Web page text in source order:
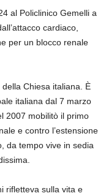
al Policlinico Gemelli a
cardiaco,
per un blocco renale
Chiesa italiana. È
italiana dal 7 marzo
2007 mobilitò il primo
e contro l’estensione
da tempo vive in sedia
rifletteva sulla vita e